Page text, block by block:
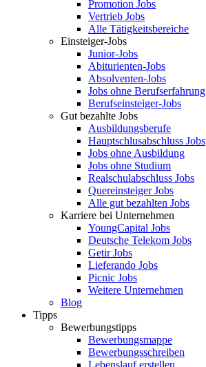
Promotion Jobs
Vertrieb Jobs
Alle Tätigkeitsbereiche
Einsteiger-Jobs
Junior-Jobs
Abiturienten-Jobs
Absolventen-Jobs
Jobs ohne Berufserfahrung
Berufseinsteiger-Jobs
Gut bezahlte Jobs
Ausbildungsberufe
Hauptschlusabschluss Jobs
Jobs ohne Ausbildung
Jobs ohne Studium
Realschulabschluss Jobs
Quereinsteiger Jobs
Alle gut bezahlten Jobs
Karriere bei Unternehmen
YoungCapital Jobs
Deutsche Telekom Jobs
Getir Jobs
Lieferando Jobs
Picnic Jobs
Weitere Unternehmen
Blog
Tipps
Bewerbungstipps
Bewerbungsmappe
Bewerbungsschreiben
Lebenslauf erstellen